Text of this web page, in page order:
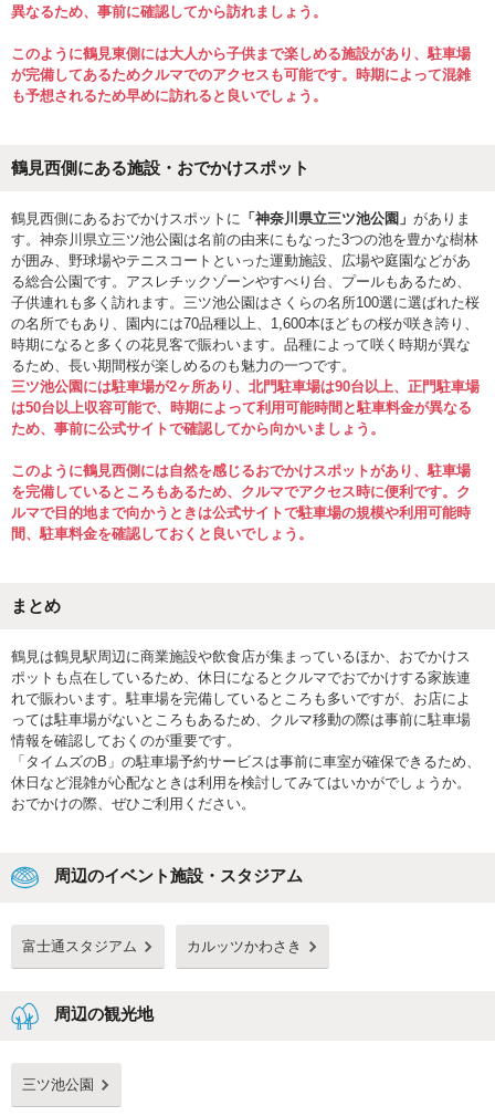
異なるため、事前に確認してから訪れましょう。
このように鶴見東側には大人から子供まで楽しめる施設があり、駐車場
が完備してあるためクルマでのアクセスも可能です。時期によって混雑
も予想されるため早めに訪れると良いでしょう。
鶴見西側にある施設・おでかけスポット
鶴見西側にあるおでかけスポットに 「神奈川県立三ツ池公園」 がありま
す。神奈川県立三ツ池公園は名前の由来にもなった3つの池を豊かな樹林
が囲み、野球場やテニスコートといった運動施設、広場や庭園などがあ
る総合公園です。アスレチックゾーンやすべり台、プールもあるため、
子供連れも多く訪れます。三ツ池公園はさくらの名所100選に選ばれた桜
の名所でもあり、園内には70品種以上、1,600本ほどもの桜が咲き誇り、
時期になると多くの花見客で賑わいます。品種によって咲く時期が異な
るため、長い期間桜が楽しめるのも魅力の一つです。
三ツ池公園には駐車場が2ヶ所あり、北門駐車場は90台以上、正門駐車場
は50台以上収容可能で、時期によって利用可能時間と駐車料金が異なる
ため、事前に公式サイトで確認してから向かいましょう。
このように鶴見西側には自然を感じるおでかけスポットがあり、駐車場
を完備しているところもあるため、クルマでアクセス時に便利です。ク
ルマで目的地まで向かうときは公式サイトで駐車場の規模や利用可能時
間、駐車料金を確認しておくと良いでしょう。
まとめ
鶴見は鶴見駅周辺に商業施設や飲食店が集まっているほか、おでかけス
ポットも点在しているため、休日になるとクルマでおでかけする家族連
れで賑わいます。駐車場を完備しているところも多いですが、お店によ
っては駐車場がないところもあるため、クルマ移動の際は事前に駐車場
情報を確認しておくのが重要です。
「タイムズのB」の駐車場予約サービスは事前に車室が確保できるため、
休日など混雑が心配なときは利用を検討してみてはいかがでしょうか。
おでかけの際、ぜひご利用ください。
周辺のイベント施設・スタジアム
富士通スタジアム カルッツかわさき
周辺の観光地
三ツ池公園